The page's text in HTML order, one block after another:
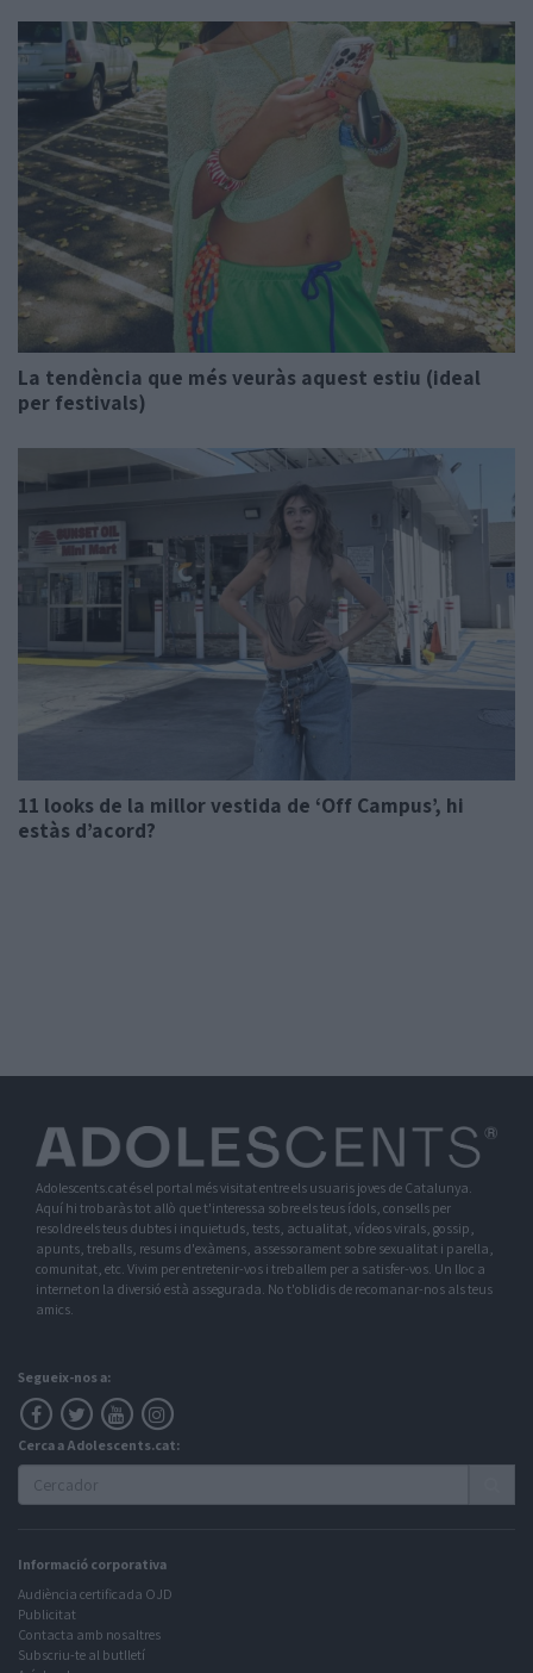
La tendència que més veuràs aquest estiu (ideal
per festivals)
11 looks de la millor vestida de ‘Off Campus’, hi
estàs d’acord?
Adolescents.cat és el portal més visitat entre els usuaris joves de Catalunya.
Aquí hi trobaràs tot allò que t'interessa sobre els teus ídols, consells per
resoldre els teus dubtes i inquietuds, tests, actualitat, vídeos virals, gossip,
apunts, treballs, resums d'exàmens, assessorament sobre sexualitat i parella,
comunitat, etc. Vivim per entretenir-vos i treballem per a satisfer-vos. Un lloc a
internet on la diversió està assegurada. No t'oblidis de recomanar-nos als teus
amics.
Segueix-nos a:
Cerca a Adolescents.cat:
Informació corporativa
Audiència certificada OJD
Publicitat
Contacta amb nosaltres
Subscriu-te al butlletí